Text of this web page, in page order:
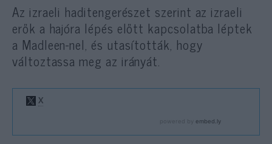
Az izraeli haditengerészet szerint az izraeli
erők a hajóra lépés előtt kapcsolatba léptek
a Madleen-nel, és utasították, hogy
változtassa meg az irányát.